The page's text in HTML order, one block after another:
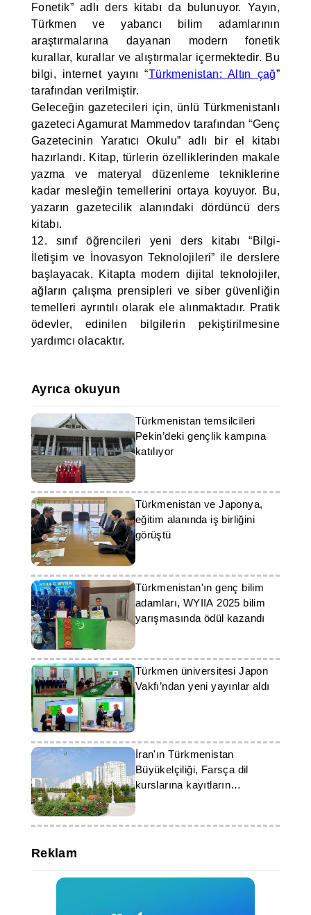
Fonetik” adlı ders kitabı da bulunuyor. Yayın,
Türkmen ve yabancı bilim adamlarının
araştırmalarına dayanan modern fonetik
kurallar, kurallar ve alıştırmalar içermektedir. Bu
bilgi, internet yayını “Türkmenistan: Altın çağ”
tarafından verilmiştir.
Geleceğin gazetecileri için, ünlü Türkmenistanlı
gazeteci Agamurat Mammedov tarafından “Genç
Gazetecinin Yaratıcı Okulu” adlı bir el kitabı
hazırlandı. Kitap, türlerin özelliklerinden makale
yazma ve materyal düzenleme tekniklerine
kadar mesleğin temellerini ortaya koyuyor. Bu,
yazarın gazetecilik alanındaki dördüncü ders
kitabı.
12. sınıf öğrencileri yeni ders kitabı “Bilgi-
İletişim ve İnovasyon Teknolojileri” ile derslere
başlayacak. Kitapta modern dijital teknolojiler,
ağların çalışma prensipleri ve siber güvenliğin
temelleri ayrıntılı olarak ele alınmaktadır. Pratik
ödevler, edinilen bilgilerin pekiştirilmesine
yardımcı olacaktır.
Ayrıca okuyun
Türkmenistan temsilcileri
Pekin’deki gençlik kampına
katılıyor
Türkmenistan ve Japonya,
eğitim alanında iş birliğini
görüştü
Türkmenistan'ın genç bilim
adamları, WYIIA 2025 bilim
yarışmasında ödül kazandı
Türkmen üniversitesi Japon
Vakfı’ndan yeni yayınlar aldı
İran'ın Türkmenistan
Büyükelçiliği, Farsça dil
kurslarına kayıtların
başladığını duyurdu
Reklam